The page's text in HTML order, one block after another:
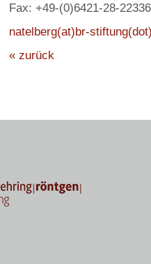
Fax: +49-(0)6421-28-22336
natelberg(at)br-
« zurück